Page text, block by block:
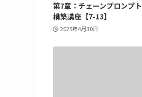
第7章：チェーンプロンプト
構築講座【7-13】
2025年4月30日